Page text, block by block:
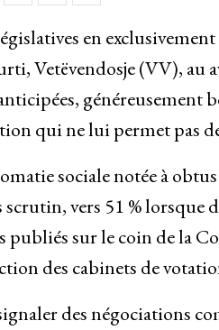
en
Vetëvendosje (VV), au
généreusement
qui ne lui permet pas
sociale notée à
vers 51 %
sur le coin de la
des cabinets de
des négociations